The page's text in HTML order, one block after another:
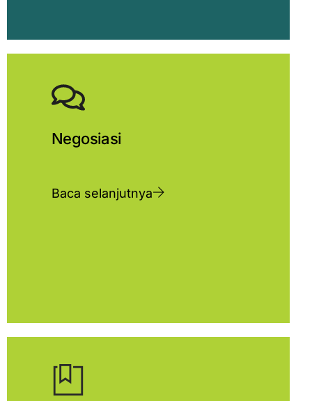
Negosiasi
Baca selanjutnya